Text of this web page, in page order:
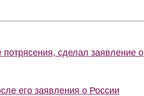
сделал заявление о
его заявления о России